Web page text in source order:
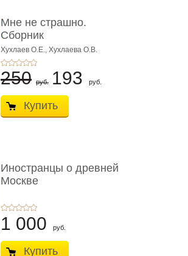
Мне не страшно.
Сборник
терапевтических
сказо� ...
Хухлаев О.Е., Хухлаева О.В.
250 руб. 193 руб.
Купить
Иностранцы о древней
Москве
1 000 руб.
Купить